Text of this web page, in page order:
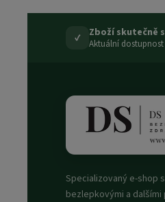
✓ Zboží skutečně
Aktuální
Specializovaný e-shop
bezlepkovými a